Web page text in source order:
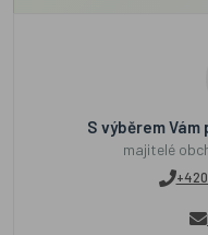
S výběrem
majitelé